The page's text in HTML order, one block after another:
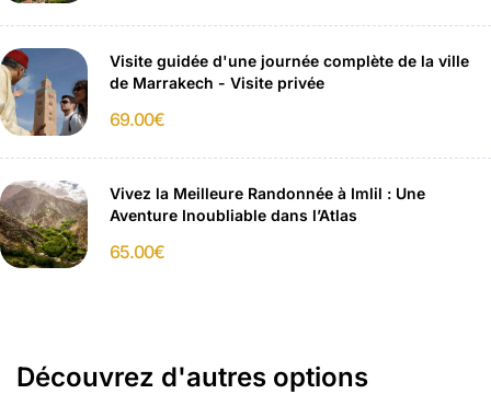
Visite guidée d'une journée complète de la ville
de Marrakech - Visite privée
69.00€
Vivez la Meilleure Randonnée à Imlil : Une
Aventure Inoubliable dans l’Atlas
65.00€
Découvrez d'autres options